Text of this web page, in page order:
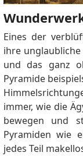
Eines der
ihre
und das ganz
Pyramide
immer, wie die
bewegen und
Pyramiden wie
jedes Teil